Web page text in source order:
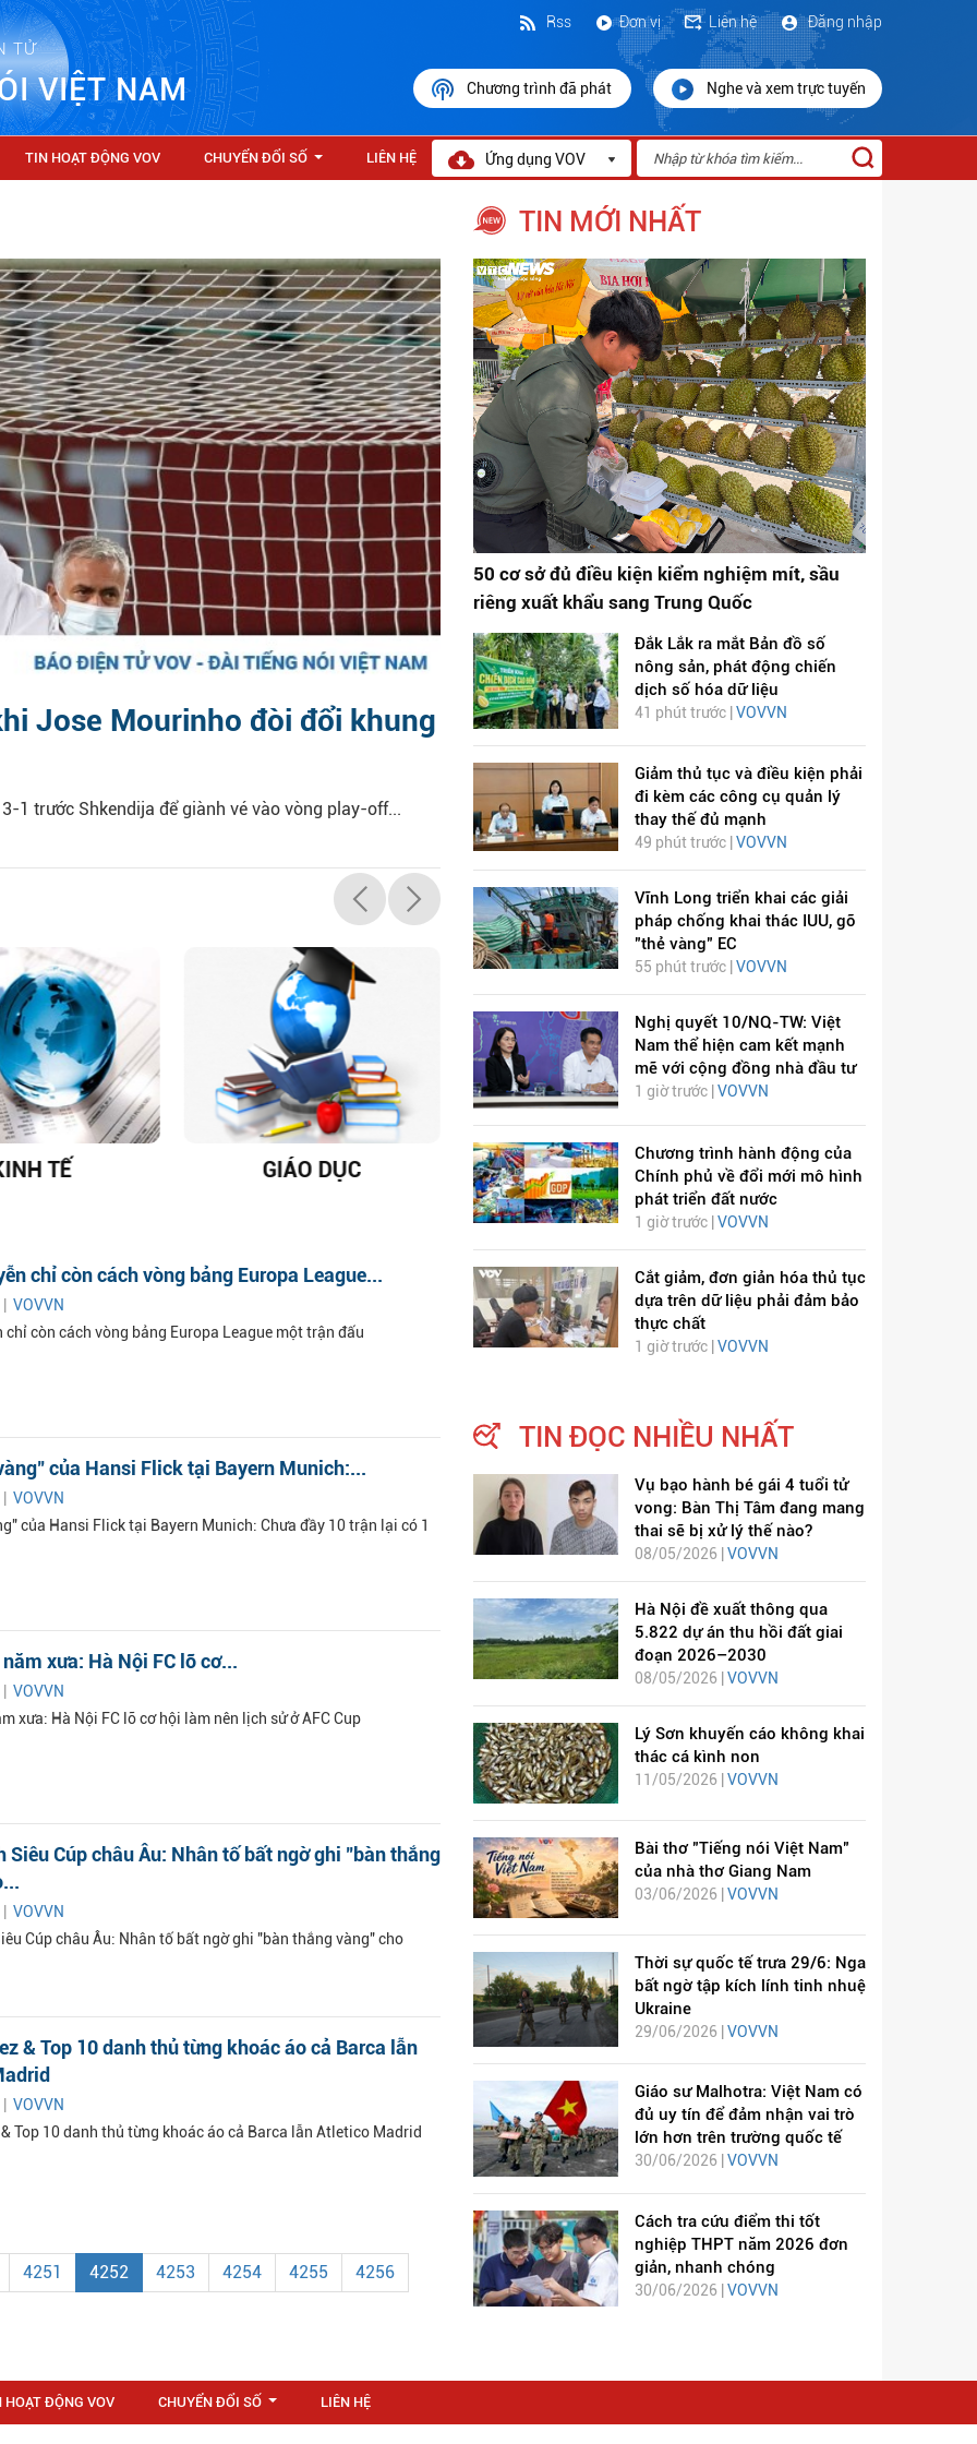
TỬ
VIỆT NAM
Đăng nhập
Liên hệ
Đơn vị
Rss
Chương trình đã phát Nghe và xem trực tuyến
TIN HOẠT ĐỘNG VOV CHUYỂN ĐỔI SỐ LIÊN HỆ Ứng dụng VOV
Jose Mourinho đòi đổi khung
1 trước Shkendija để giành vé vào vòng play-off...
TẾ GIÁO DỤC
DỊCH VIÊM PHỔI COVID-
19
HÁT LÊN VIỆT NAM
chỉ còn cách vòng bảng Europa League...
VOVVN
chỉ còn cách vòng bảng Europa League một trận đấu
của Hansi Flick tại Bayern Munich:...
VOVVN
của Hansi Flick tại Bayern Munich: Chưa đầy 10 trận lại có 1
xưa: Hà Nội FC lỡ cơ...
VOVVN
xưa: Hà Nội FC lỡ cơ hội làm nên lịch sử ở AFC Cup
Siêu Cúp châu Âu: Nhân tố bất ngờ ghi "bàn thắng
VOVVN
Cúp châu Âu: Nhân tố bất ngờ ghi "bàn thắng vàng" cho
& Top 10 danh thủ từng khoác áo cả Barca lẫn
VOVVN
& Top 10 danh thủ từng khoác áo cả Barca lẫn Atletico Madrid
4251 4252 4253 4254 4255
4256
TIN MỚI NHẤT
50 cơ sở đủ điều kiện kiểm nghiệm mít, sầu
riêng xuất khẩu sang Trung Quốc
Đắk Lắk ra mắt Bản đồ số
nông sản, phát động chiến
dịch số hóa dữ liệu
41 phút trước | VOVVN
Giảm thủ tục và điều kiện phải
đi kèm các công cụ quản lý
thay thế đủ mạnh
49 phút trước | VOVVN
Vĩnh Long triển khai các giải
pháp chống khai thác IUU, gỡ
"thẻ vàng" EC
55 phút trước | VOVVN
Nghị quyết 10/NQ-TW: Việt
Nam thể hiện cam kết mạnh
mẽ với cộng đồng nhà đầu tư
1 giờ trước | VOVVN
Chương trình hành động của
Chính phủ về đổi mới mô hình
phát triển đất nước
1 giờ trước | VOVVN
Cắt giảm, đơn giản hóa thủ tục
dựa trên dữ liệu phải đảm bảo
thực chất
1 giờ trước | VOVVN
TIN ĐỌC NHIỀU NHẤT
Vụ bạo hành bé gái 4 tuổi tử
vong: Bàn Thị Tâm đang mang
thai sẽ bị xử lý thế nào?
08/05/2026 | VOVVN
Hà Nội đề xuất thông qua
5.822 dự án thu hồi đất giai
đoạn 2026–2030
08/05/2026 | VOVVN
Lý Sơn khuyến cáo không khai
thác cá kình non
11/05/2026 | VOVVN
Bài thơ "Tiếng nói Việt Nam"
của nhà thơ Giang Nam
03/06/2026 | VOVVN
Thời sự quốc tế trưa 29/6: Nga
bất ngờ tập kích lính tinh nhuệ
Ukraine
29/06/2026 | VOVVN
Giáo sư Malhotra: Việt Nam có
đủ uy tín để đảm nhận vai trò
lớn hơn trên trường quốc tế
30/06/2026 |VOVVN
Cách tra cứu điểm thi tốt
nghiệp THPT năm 2026 đơn
giản, nhanh chóng
30/06/2026 | VOVVN
HOẠT ĐỘNG VOV CHUYỂN ĐỔI SỐ LIÊN HỆ